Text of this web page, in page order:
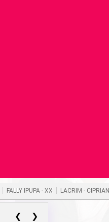
FALLY IPUPA - XX LACRIM - CIPRIANI
❮ ❯